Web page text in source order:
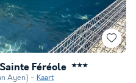
Féréole ★★★
Ayen) Kaart